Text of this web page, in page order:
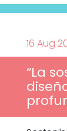
16 Aug
“La